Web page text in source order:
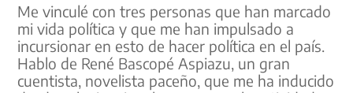
Me vinculé con tres personas que han marcado
mi vida política y que me han impulsado a
incursionar en esto de hacer política en el país.
Hablo de René Bascopé Aspiazu, un gran
cuentista, novelista paceño, que me ha inducido